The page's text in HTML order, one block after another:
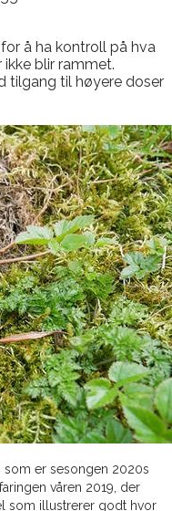
å ha kontroll på hva
blir rammet.
tilgang til høyere doser
er sesongen 2020s
våren 2019, der
som illustrerer godt hvor